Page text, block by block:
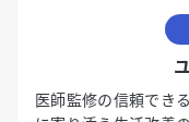
医師監修の信頼でき